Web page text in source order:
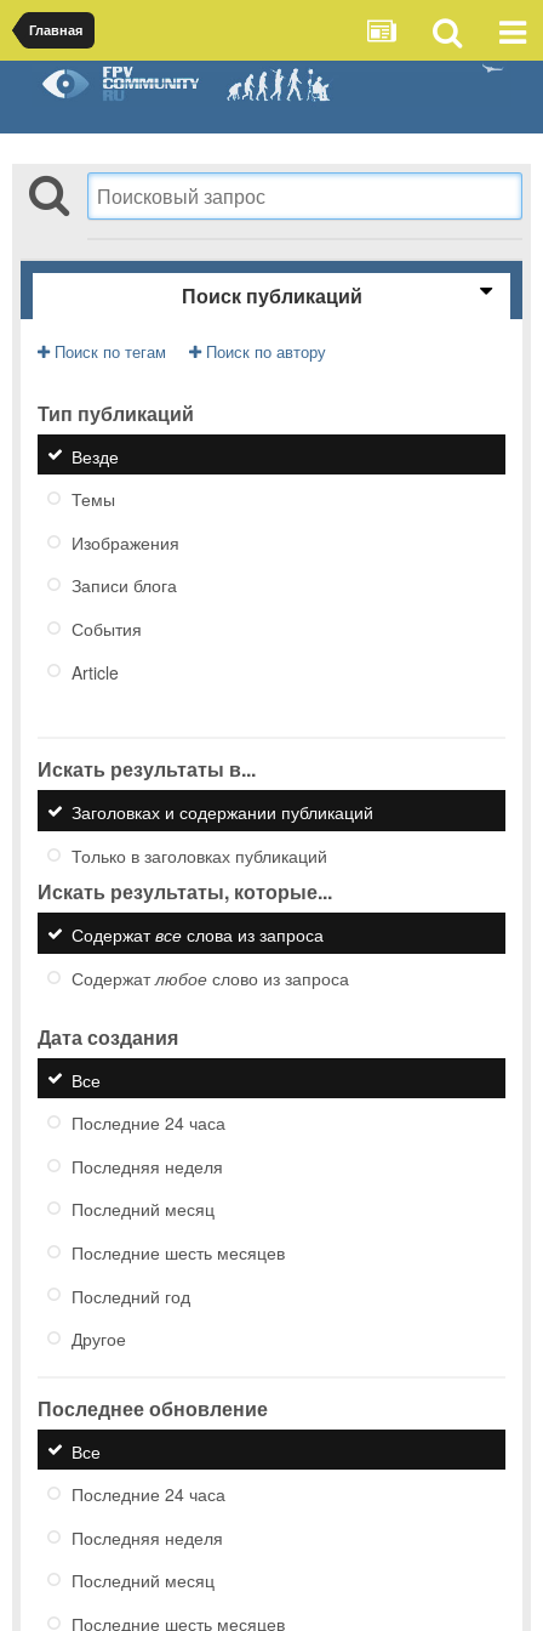
Главная
Поиск публикаций
Поиск по тегам Поиск по автору
Тип публикаций
Везде
Темы
Изображения
Записи блога
События
Article
Искать результаты в...
Заголовках и содержании публикаций
Только в заголовках публикаций
Искать результаты, которые...
Содержатвсе слова из запроса
Содержатлюбое слово из запроса
Дата создания
Все
Последние 24 часа
Последняя неделя
Последний месяц
Последние шесть месяцев
Последний год
Другое
Последнее обновление
Все
Последние 24 часа
Последняя неделя
Последний месяц
Последние шесть месяцев